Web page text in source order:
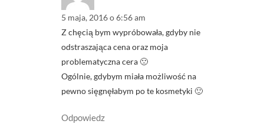
5 maja, 2016 o 6:56 am
Z chęcią bym wypróbowała, gdyby nie
odstraszająca cena oraz moja
problematyczna cera 🙁
Ogólnie, gdybym miała możliwość na
pewno sięgnęłabym po te kosmetyki 🙂
Odpowiedz